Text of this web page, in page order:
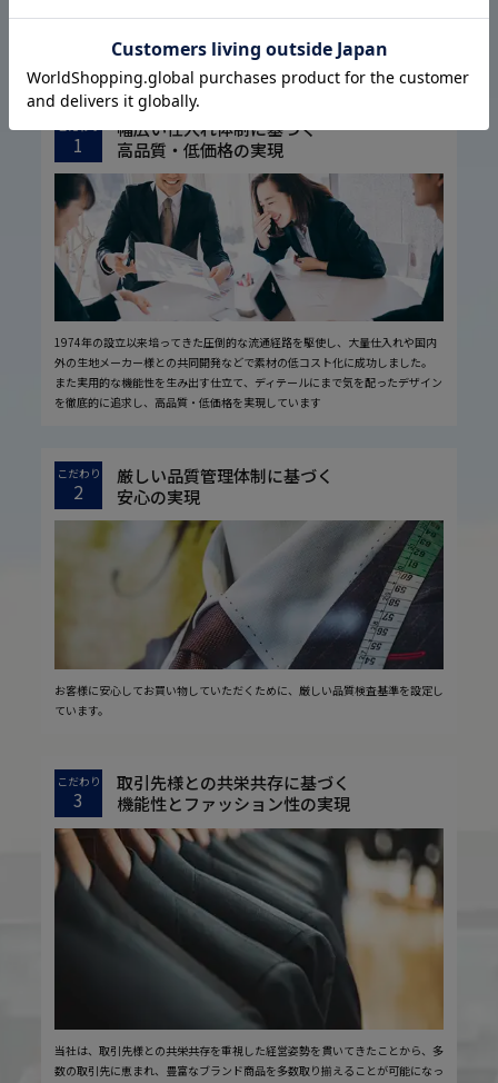
はるやまについて
ABOUT US
こだわり
1
幅広い仕入れ体制に基づく
高品質・低価格の実現
1974年の設立以来培ってきた圧倒的な流通経路を駆使し、大量仕入れや国内
外の生地メーカー様との共同開発などで素材の低コスト化に成功しました。
また実用的な機能性を生み出す仕立て、ディテールにまで気を配ったデザイン
を徹底的に追求し、高品質・低価格を実現しています
こだわり
2
厳しい品質管理体制に基づく
安心の実現
お客様に安心してお買い物していただくために、厳しい品質検査基準を設定し
ています。
こだわり
3
取引先様との共栄共存に基づく
機能性とファッション性の実現
当社は、取引先様との共栄共存を重視した経営姿勢を貫いてきたことから、多
数の取引先に恵まれ、豊富なブランド商品を多数取り揃えることが可能になっ